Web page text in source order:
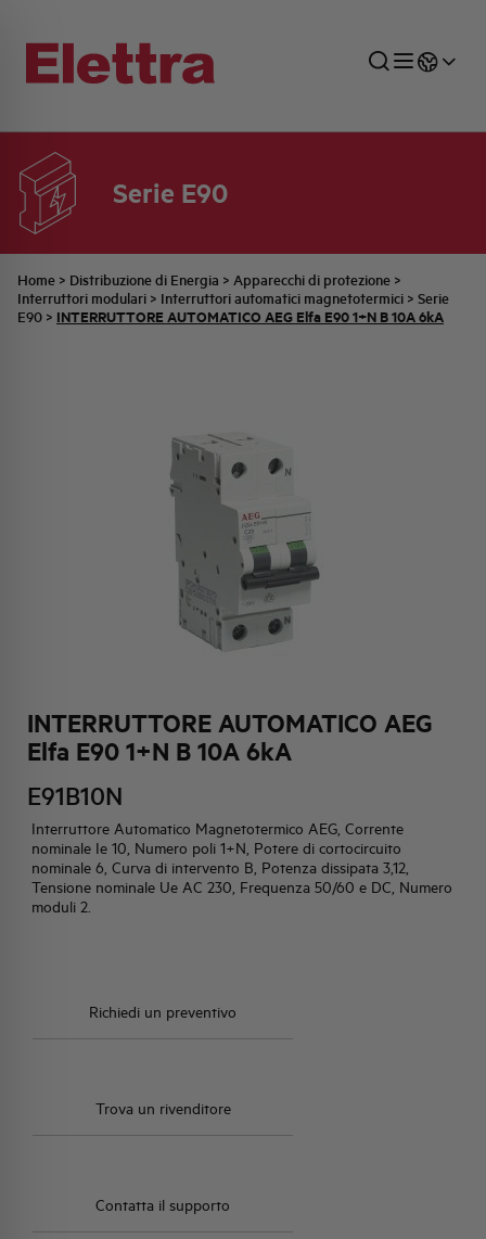
Serie E90
Home > Distribuzione di Energia > Apparecchi di protezione >
Interruttori modulari > Interruttori automatici magnetotermici > Serie
E90 > INTERRUTTORE AUTOMATICO AEG Elfa E90 1+N B 10A 6kA
INTERRUTTORE AUTOMATICO AEG
Elfa E90 1+N B 10A 6kA
E91B10N
Interruttore Automatico Magnetotermico AEG, Corrente
nominale Ie 10, Numero poli 1+N, Potere di cortocircuito
nominale 6, Curva di intervento B, Potenza dissipata 3,12,
Tensione nominale Ue AC 230, Frequenza 50/60 e DC, Numero
moduli 2.
Richiedi un preventivo
Trova un rivenditore
Contatta il supporto
SETTORI
INDUSTRIALE
DISTRIBUZIONE DI ENERGIA
AUTOMAZIONE INDUSTRIALE
RETE COMMERCIALE
UFFICIO TECNICO
PREVENTIVAZIONE
COMMESSE QUADRI
AZIENDA
FAMIGLIA BELLINI
IDENTITÀ AZIENDALE
ATTIVITÀ E MERCATI
TUTTE LE NEWS
ULTIME NOTIZIE ISTITUZIONALI
JOB CAREERS
PARTNER